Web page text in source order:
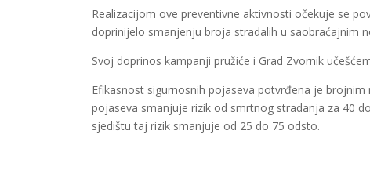
Realizacijom ove preventivne aktivnosti očekuje se
doprinijelo smanjenju broja stradalih u saobraćajnim
Svoj doprinos kampanji pružiće i Grad Zvornik
Efikasnost sigurnosnih pojaseva potvrđena je
pojaseva smanjuje rizik od smrtnog stradanja za 40
sjedištu taj rizik smanjuje od 25 do 75 odsto.